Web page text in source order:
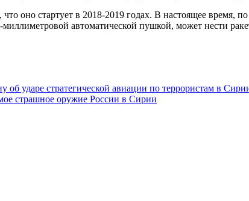
что оно стартует в 2018-2019 годах. В настоящее время,
автоматической пушкой, может нести
ударе стратегической авиации по террористам в
страшное оружие России в Сирии